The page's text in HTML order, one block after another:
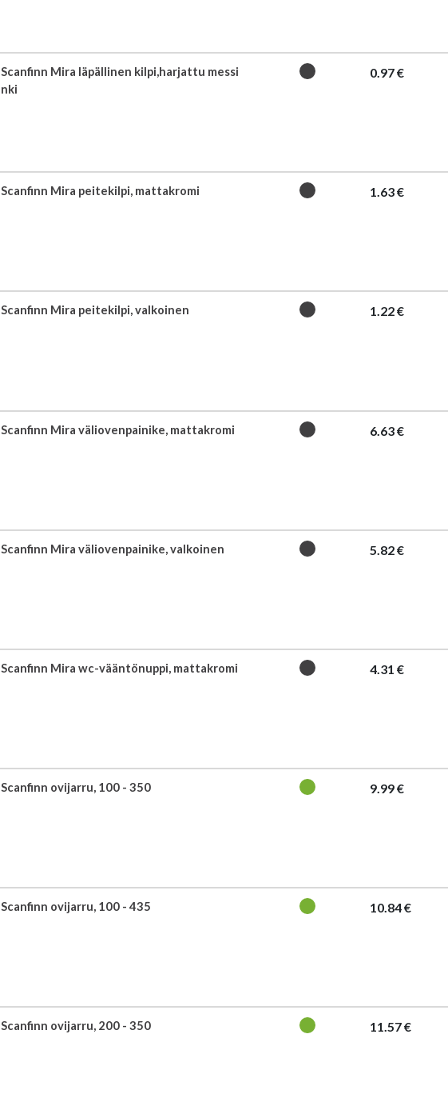
Scanfinn Mira läpällinen kilpi,harjattu messi
nki
0.97 €
Scanfinn Mira peitekilpi, mattakromi 1.63 €
Scanfinn Mira peitekilpi, valkoinen 1.22 €
Scanfinn Mira väliovenpainike, mattakromi 6.63 €
Scanfinn Mira väliovenpainike, valkoinen 5.82 €
Scanfinn Mira wc-vääntönuppi, mattakromi 4.31 €
Scanfinn ovijarru, 100 - 350 9.99 €
Scanfinn ovijarru, 100 - 435 10.84 €
Scanfinn ovijarru, 200 - 350 11.57 €